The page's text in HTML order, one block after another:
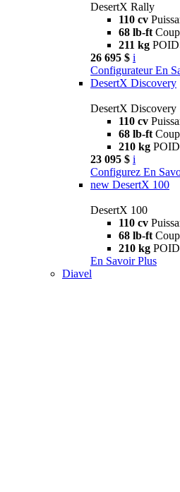
DesertX Rally
110 cv
68 lb-ft
211 kg
26 695 $ i
Configurateur En
DesertX Discovery
DesertX Discovery
110 cv
68 lb-ft
210 kg
23 095 $ i
Configurez En
new DesertX 100
DesertX 100
110 cv
68 lb-ft
210 kg
En Savoir Plus
Diavel